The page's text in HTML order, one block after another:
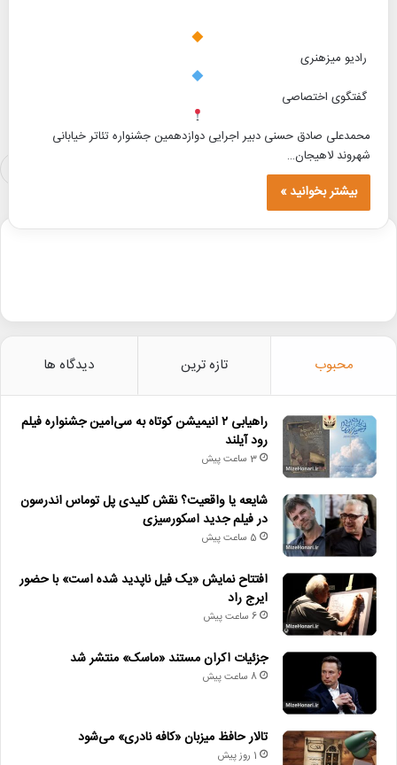
رادیو میزهنری
گفتگوی اختصاصی
محمدعلی صادق حسنی دبیر اجرایی دوازدهمین جشنواره تئاتر خیابانی
شهروند لاهیجان…
بیشتر بخوانید »
محبوب تازه ترین دیدگاه ها
راهیابی ۲ انیمیشن کوتاه به سی‌امین جشنواره فیلم
رود آیلند
3 ساعت پیش
شایعه یا واقعیت؟ نقش کلیدی پل توماس اندرسون
در فیلم جدید اسکورسیزی
5 ساعت پیش
افتتاح نمایش «یک فیل ناپدید شده است» با حضور
ایرج راد
6 ساعت پیش
جزئیات اکران مستند «ماسک» منتشر شد
8 ساعت پیش
تالار حافظ میزبان «کافه نادری» می‌شود
1 روز پیش